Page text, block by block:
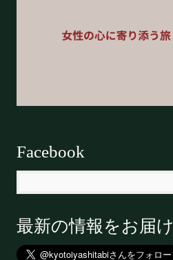
Facebook
最新の情報をお届け